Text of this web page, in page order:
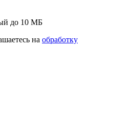
до 10 МБ
на обработку